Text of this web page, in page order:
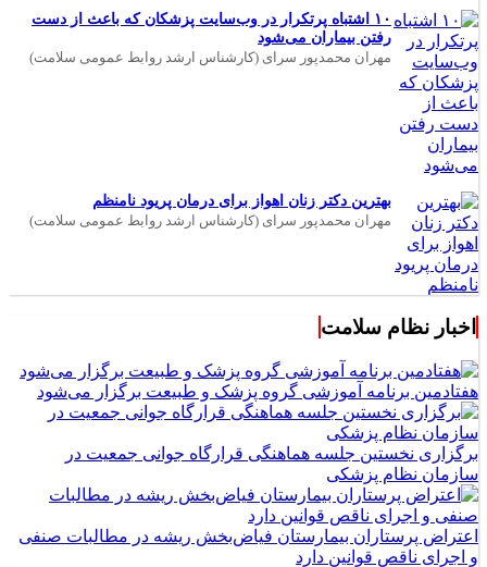
۱۰ اشتباه پرتکرار در وب‌سایت پزشکان که باعث از دست
رفتن بیماران می‌شود
مهران محمدپور سرای (کارشناس ارشد روابط عمومی سلامت)
بهترین دکتر زنان اهواز برای درمان پریود نامنظم
مهران محمدپور سرای (کارشناس ارشد روابط عمومی سلامت)
اخبار نظام سلامت
هفتادمین برنامه آموزشی گروه پزشک و طبیعت برگزار می‌شود
برگزاری نخستین جلسه هماهنگی قرارگاه جوانی جمعیت در
سازمان نظام پزشکی
اعتراض پرستاران بیمارستان فیاض‌بخش ریشه در مطالبات صنفی
و اجرای ناقص قوانین دارد